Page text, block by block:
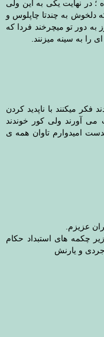
؛ در نهایت یکی به این ولی
دلخوش به چندتا چاپلوس و
به دور تو میچرخند فردا که
به سینه میزنند.
فکر میکنند با ناپدید کردن
آورند ولی کور خوندند
امیدوارم تاوان همه ی
عزیزم.
چکمه های استبداد حکام
و یارنش